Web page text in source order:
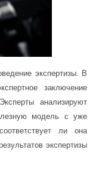
экспертизы. В
заключение
анализируют
модель с уже
ли она
экспертизы